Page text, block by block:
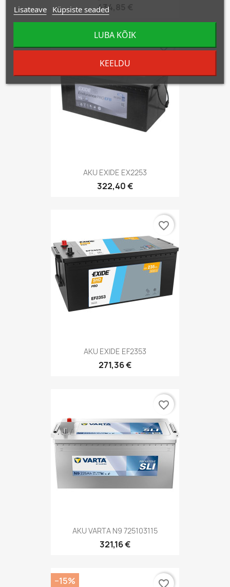
434,85 €
AKU EXIDE EX2253
322,40 €
favorite_border
AKU EXIDE EF2353
271,36 €
favorite_border
AKU VARTA N9 725103115
321,16 €
favorite_border
−15% favorite_border
Lisateave Küpsiste seaded
KEELDU
LUBA KÕIK